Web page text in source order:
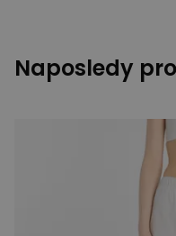
Naposledy